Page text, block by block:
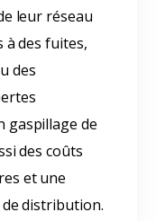
leur réseau
des fuites,
des
gaspillage de
des coûts
et une
distribution.